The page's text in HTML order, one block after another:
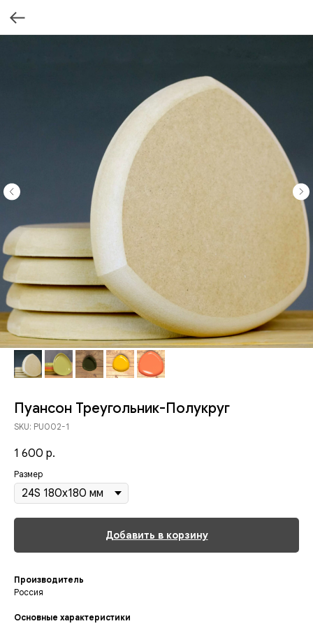
Пуансон Треугольник-Полукруг
SKU: PU002-1
1 600 р.
Размер
Добавить в корзину
Производитель
Россия
Основные характеристики